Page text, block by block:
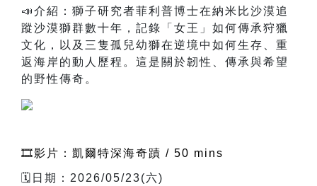
📣介紹：獅子研究者菲利普博士在納米比沙漠追
蹤沙漠獅群數十年，記錄「女王」如何傳承狩獵
文化，以及三隻孤兒幼獅在逆境中如何生存、重
返海岸的動人歷程。這是關於韌性、傳承與希望
的野性傳奇。
🎞️影片：凱爾特深海奇蹟 / 50 mins
🗓️日期：2026/05/23(六)